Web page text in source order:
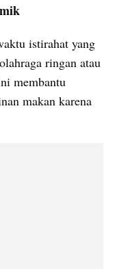
istirahat yang
ringan atau
membantu
makan karena